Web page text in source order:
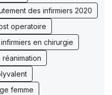
des infirmiers 2020
operatoire
en chirurgie
femme